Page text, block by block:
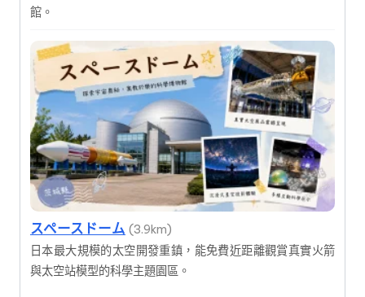
館。
スペースドーム (3.9km)
日本最大規模的太空開發重鎮，能免費近距離觀賞真實火箭
與太空站模型的科學主題園區。